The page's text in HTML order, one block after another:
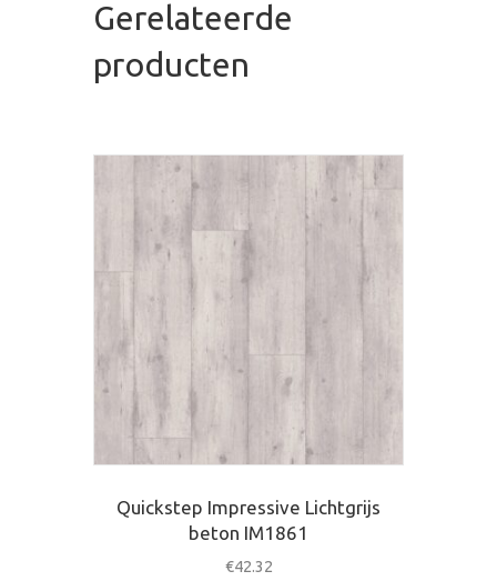
Gerelateerde
producten
Quickstep Impressive Lichtgrijs
beton IM1861
€42.32